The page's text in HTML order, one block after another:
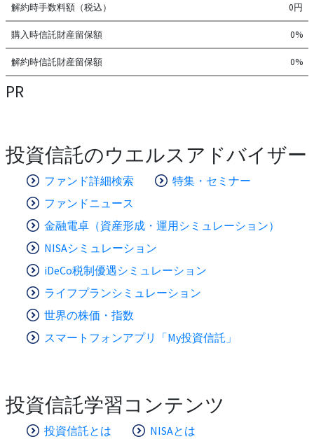
解約時手数料額（税込） 0円
購入時信託財産留保額 0%
解約時信託財産留保額 0%
PR
投資信託のウエルスアドバイザー
ファンド詳細検索
特集・セミナー
ファンドニュース
金融電卓（資産形成・運用シミュレーション）
NISAシミュレーション
iDeCo税制優遇シミュレーション
ライフプランシミュレーション
世界の株価・指数
スマートフォンアプリ「My投資信託」
投資信託学習コンテンツ
投資信託とは NISAとは